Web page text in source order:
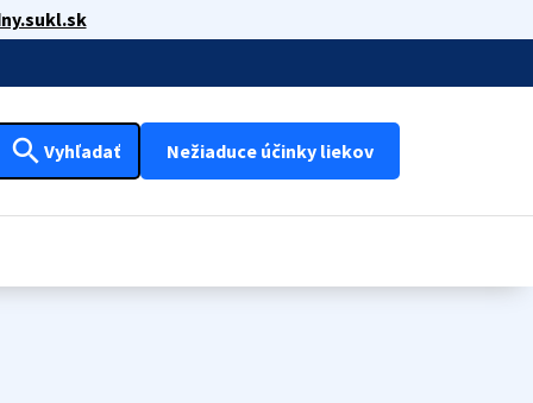
search Vyhľadať Nežiaduce účinky liekov